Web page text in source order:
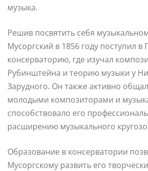
музыка.
Решив посвятить себя
Мусоргский в 1856 году поступил в
консерваторию, где изучал
Рубинштейна и теорию музыки у
Зарудного. Он также активно
молодыми композиторами и
способствовало его
расширению музыкального
Образование в консерватории
Мусоргскому развить его